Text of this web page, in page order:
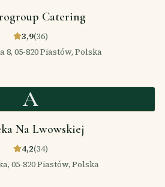
Catering
3,9(36)
8, 05-820 Piastów, Polska
A
Na Lwowskiej
4,2(34)
05-820 Piastów, Polska